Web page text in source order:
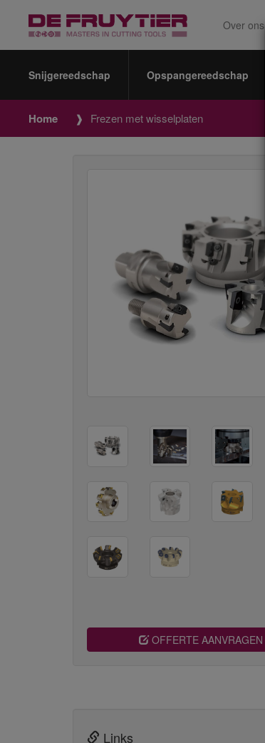
Over ons
Snijgereedschap Opspangereedschap
Home Frezen met wisselplaten
OFFERTE AANVRAGEN
Links